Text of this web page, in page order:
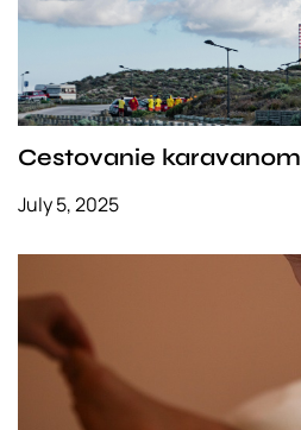
Cestovanie karavanom
July 5, 2025